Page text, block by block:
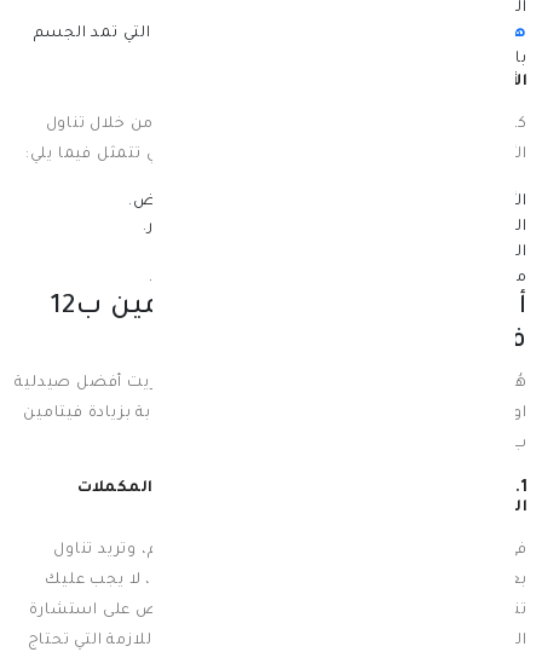
المكملات الغذائية لفيتامين ب12.
هيومان اسينشيال فيتامين ب 12 2000 مكجم
التي تمد الجسم
بالكمية التي يحتاج إليها من فيتامين ب 12.
الأطعمة التي تحتوي على فيتامين ب 12
كما يُمكن تعويض نقص فيتامين ب 12 في الجسم من خلال تناول
الأطعمة التي تُعد مصادر غنية لهذا الفيتامين، والتي تتمثل فيما يلي:
الأسماك مثل سمك السلمون وسمك التونة.
البيض.
اللحوم المختلفة سواء لحوم الدواجن أو لحوم الأبقار.
الكبد سواء كبد المواشي أو كبد الدجاج.
منتجات الألبان المختلفة.
حليب الصويا.
أهم النصائح لتجنب زيادة فيتامين ب12
في الجسم
هُناك بعض النصائح التي تُقدمها لك صيدلية سبيريت أفضل صيدلية
اون لاين في الكويت، والتي تُساعدك في تجنب الإصابة بزيادة فيتامين
ب12 في الجسم، وتتمثل هذه النصائح فيما يلي:
1.احرص على الالتزام بتناول الجرعة المحددة من المكملات
الغذائية
في حالة معاناتك من نقص فيتامين ب12 في الجسم، وتريد تناول
بعض المكملات الغذائية التي تحتوي على الفيتامين، لا يجب عليك
تناوله بصورة عشوائية من تلقاء نفسك، ولكن احرص على استشارة
الطبيب قبل تناول الجرعة، وذلك ليُحدد لك الجرعة اللازمة التي تحتاج